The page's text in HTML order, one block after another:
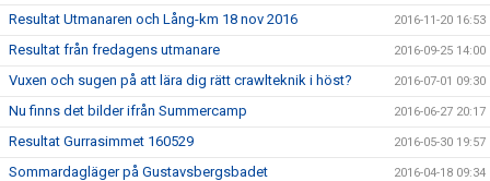
Resultat Utmanaren och Lång-km 18 nov 2016 2016-11-20 16:53
Resultat från fredagens utmanare 2016-09-25 14:00
Vuxen och sugen på att lära dig rätt crawlteknik i höst? 2016-07-01 09:30
Nu finns det bilder ifrån Summercamp 2016-06-27 20:17
Resultat Gurrasimmet 160529 2016-05-30 19:57
Sommardagläger på Gustavsbergsbadet 2016-04-18 09:34